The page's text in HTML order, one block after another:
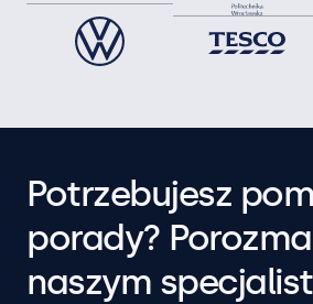
Potrzebujesz
porady?
naszym